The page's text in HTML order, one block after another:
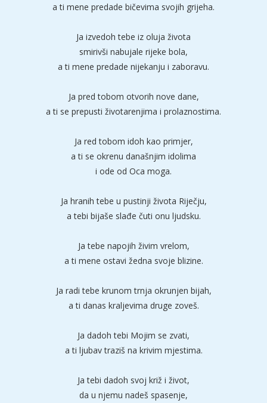
a ti mene predade bičevima svojih grijeha.
Ja izvedoh tebe iz oluja života
smirivši nabujale rijeke bola,
a ti mene predade nijekanju i zaboravu.
Ja pred tobom otvorih nove dane,
a ti se prepusti životarenjima i prolaznostima.
Ja red tobom idoh kao primjer,
a ti se okrenu današnjim idolima
i ode od Oca moga.
Ja hranih tebe u pustinji života Riječju,
a tebi bijaše slađe čuti onu ljudsku.
Ja tebe napojih živim vrelom,
a ti mene ostavi žedna svoje blizine.
Ja radi tebe krunom trnja okrunjen bijah,
a ti danas kraljevima druge zoveš.
Ja dadoh tebi Mojim se zvati,
a ti ljubav traziš na krivim mjestima.
Ja tebi dadoh svoj križ i život,
da u njemu nadeš spasenje,